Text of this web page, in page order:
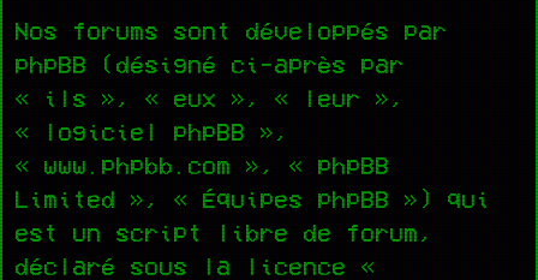
Nos forums sont développés par
phpBB (désigné ci-après par
« ils », « eux », « leur »,
« logiciel phpBB »,
« www.phpbb.com », « phpBB
Limited », « Équipes phpBB ») qui
est un script libre de forum,
déclaré sous la licence «